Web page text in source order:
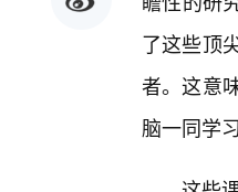
了这些顶
者。这意
脑一同学